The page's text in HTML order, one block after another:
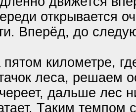
открывается
Вперёд, до
километре,
леса, решаем
дальше лес
Таким темпом